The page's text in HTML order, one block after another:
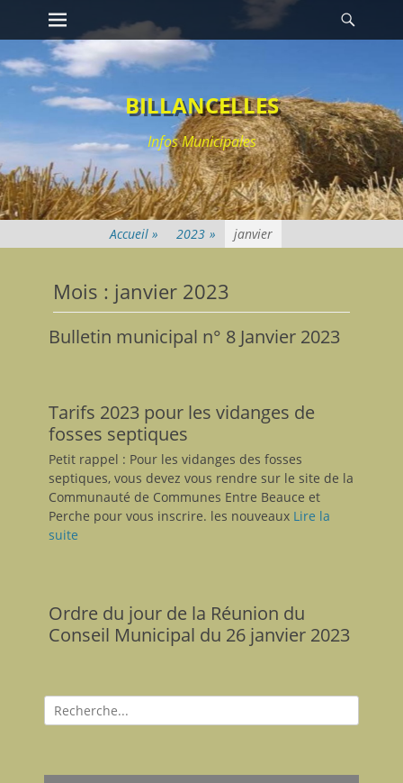
Passer
au
contenu
Premier menu
BILLANCELLES
Infos Municipales
2023 » janvier
Mois : janvier 2023
Bulletin municipal n° 8 Janvier 2023
Tarifs 2023 pour les vidanges de
fosses septiques
Petit rappel : Pour les vidanges des fosses
septiques, vous devez vous rendre sur le site de la
Communauté de Communes Entre Beauce et
Perche pour vous inscrire. les nouveaux Lire la
suite
Ordre du jour de la Réunion du
Conseil Municipal du 26 janvier 2023
Recherche
pour: